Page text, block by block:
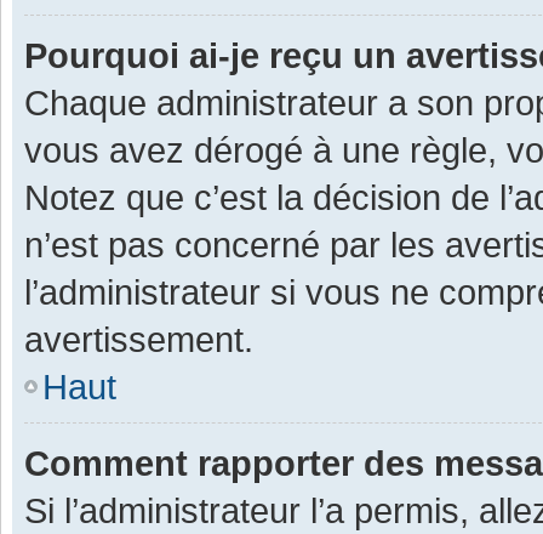
Pourquoi ai-je reçu un
Chaque administrateur a son
vous avez dérogé à une règle,
Notez que c’est la décision de
n’est pas concerné par les
l’administrateur si vous ne
avertissement.
Haut
Comment rapporter des
Si l’administrateur l’a permis,